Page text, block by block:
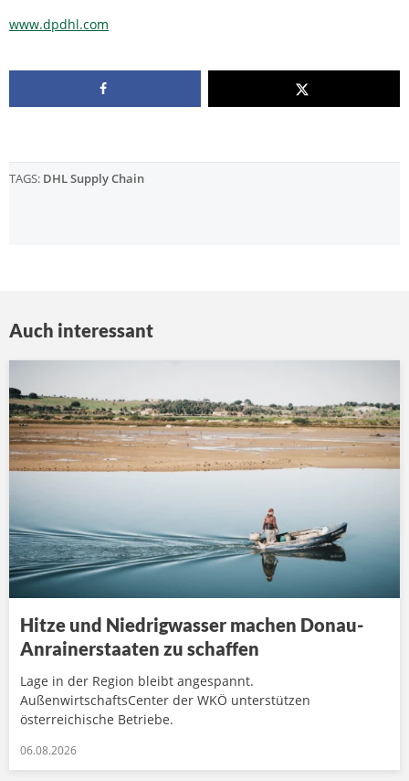
www.dpdhl.com
TAGS: DHL Supply Chain
Auch interessant
Hitze und Niedrigwasser machen Donau-
Anrainerstaaten zu schaffen
Lage in der Region bleibt angespannt.
AußenwirtschaftsCenter der WKÖ unterstützen
österreichische Betriebe.
06.08.2026